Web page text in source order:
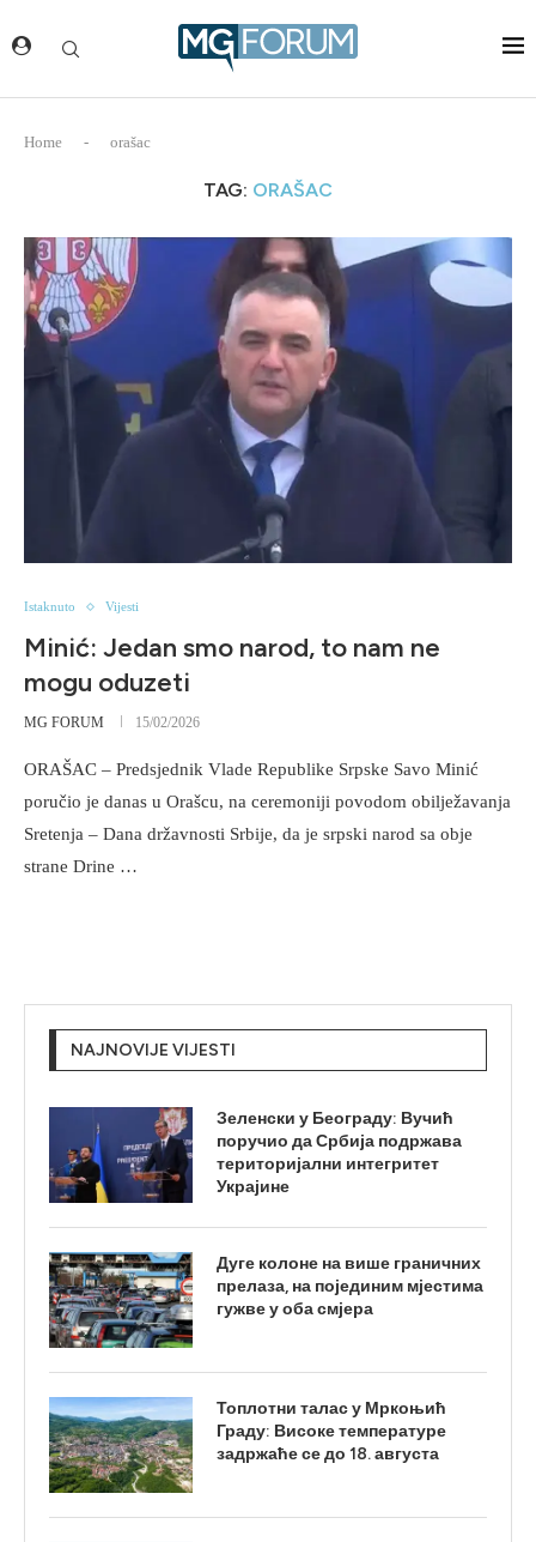
Home - orašac
TAG: ORAŠAC
Istaknuto Vijesti
Minić: Jedan smo narod, to nam ne
mogu oduzeti
MG FORUM 15/02/2026
ORAŠAC – Predsjednik Vlade Republike Srpske Savo Minić
poručio je danas u Orašcu, na ceremoniji povodom obilježavanja
Sretenja – Dana državnosti Srbije, da je srpski narod sa obje
strane Drine …
NAJNOVIJE VIJESTI
Зеленски у Београду: Вучић
поручио да Србија подржава
територијални интегритет
Украјине
Дуге колоне на више граничних
прелаза, на појединим мјестима
гужве у оба смјера
Топлотни талас у Мркоњић
Граду: Високе температуре
задржаће се до 18. августа